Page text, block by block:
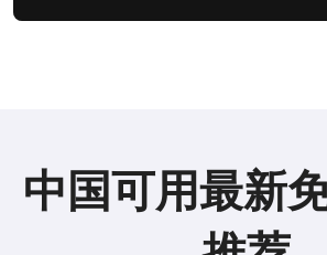
中国可用最新